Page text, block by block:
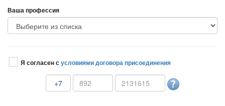
аша профессия
Я согласен сусловиями договора присоединения
+7